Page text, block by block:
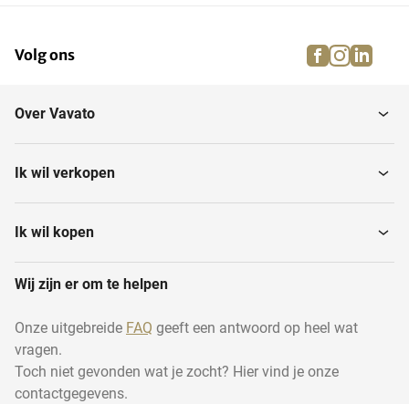
Volg ons facebook
Over Vavato
Ik wil verkopen
Ik wil kopen
Wij zijn er om te helpen
Onze uitgebreide FAQ geeft een antwoord op heel wat
vragen.
Toch niet gevonden wat je zocht? Hier vind je onze
contactgegevens.